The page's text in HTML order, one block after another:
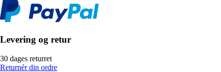
Levering og retur
30 dages returret
Returnér din ordre